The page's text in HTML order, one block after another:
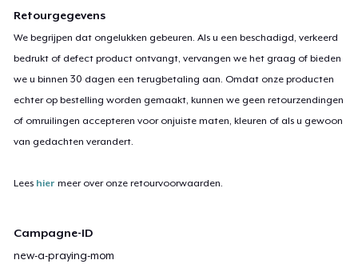
Retourgegevens
We begrijpen dat ongelukken gebeuren. Als u een beschadigd, verkeerd
bedrukt of defect product ontvangt, vervangen we het graag of bieden
we u binnen 30 dagen een terugbetaling aan. Omdat onze producten
echter op bestelling worden gemaakt, kunnen we geen retourzendingen
of omruilingen accepteren voor onjuiste maten, kleuren of als u gewoon
van gedachten verandert.
Lees hier meer over onze retourvoorwaarden.
Campagne-ID
new-a-praying-mom